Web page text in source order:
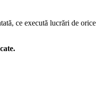
ce execută lucrări de orice